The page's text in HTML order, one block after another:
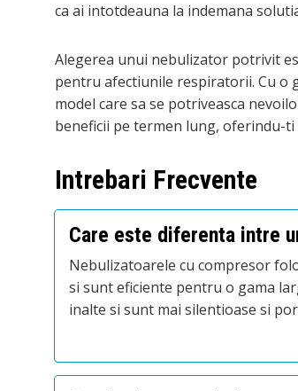
ca ai intotdeauna la indemana
Alegerea unui nebulizator potrivit
pentru afectiunile respiratorii. Cu o
model care sa se potriveasca
beneficii pe termen lung, oferindu-
Intrebari Frecvente
Care este diferenta intre
Nebulizatoarele cu compresor
si sunt eficiente pentru o gama
inalte si sunt mai silentioase si